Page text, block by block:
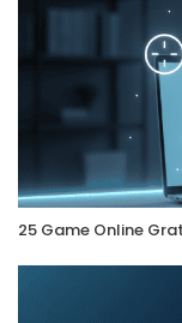
25 Game Online